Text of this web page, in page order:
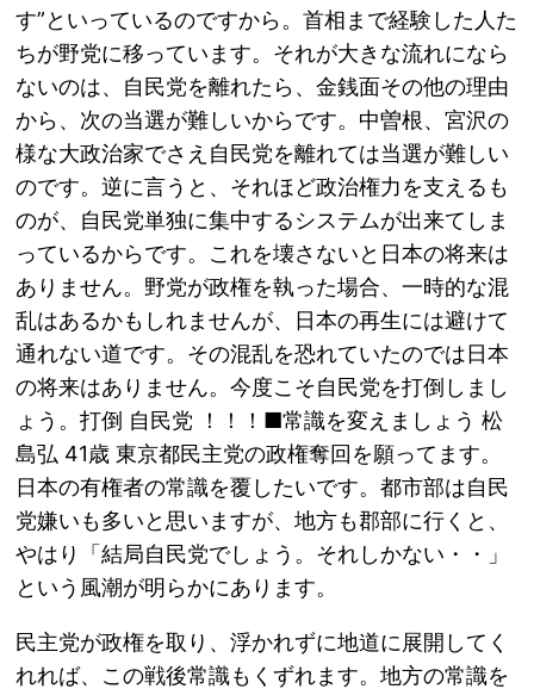
す”といっているのですから。首相まで経験した人た
ちが野党に移っています。それが大きな流れになら
ないのは、自民党を離れたら、金銭面その他の理由
から、次の当選が難しいからです。中曽根、宮沢の
様な大政治家でさえ自民党を離れては当選が難しい
のです。逆に言うと、それほど政治権力を支えるも
のが、自民党単独に集中するシステムが出来てしま
っているからです。これを壊さないと日本の将来は
ありません。野党が政権を執った場合、一時的な混
乱はあるかもしれませんが、日本の再生には避けて
通れない道です。その混乱を恐れていたのでは日本
の将来はありません。今度こそ自民党を打倒しまし
ょう。打倒 自民党 ！！！■常識を変えましょう 松
島弘 41歳 東京都民主党の政権奪回を願ってます。
日本の有権者の常識を覆したいです。都市部は自民
党嫌いも多いと思いますが、地方も郡部に行くと、
やはり「結局自民党でしょう。それしかない・・」
という風潮が明らかにあります。
民主党が政権を取り、浮かれずに地道に展開してく
れれば、この戦後常識もくずれます。地方の常識を